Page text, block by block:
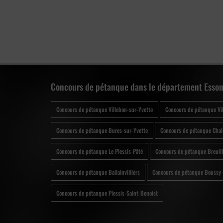
Concours de pétanque dans le département
Concours de pétanque Villebon-sur-Yvette Concours de pétanque
Concours de pétanque Bures-sur-Yvette Concours de pétanque
Concours de pétanque Le Plessis-Pâté Concours de pétanque
Concours de pétanque Ballainvilliers Concours de pétanque
Concours de pétanque Plessis-Saint-Benoist